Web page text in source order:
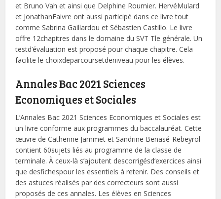
et Bruno Vah et ainsi que Delphine Roumier. HervéMulard
et JonathanFaivre ont aussi participé dans ce livre tout
comme Sabrina Gaillardou et Sébastien Castillo. Le livre
offre 12chapitres dans le domaine du SVT Tle générale. Un
testd’évaluation est proposé pour chaque chapitre. Cela
facilite le choixdeparcoursetdeniveau pour les élèves.
Annales Bac 2021 Sciences
Economiques et Sociales
L’Annales Bac 2021 Sciences Economiques et Sociales est
un livre conforme aux programmes du baccalauréat. Cette
œuvre de Catherine Jammet et Sandrine Benasé-Rebeyrol
contient 60sujets liés au programme de la classe de
terminale. À ceux-là s’ajoutent descorrigésd’exercices ainsi
que desfichespour les essentiels à retenir. Des conseils et
des astuces réalisés par des correcteurs sont aussi
proposés de ces annales. Les élèves en Sciences